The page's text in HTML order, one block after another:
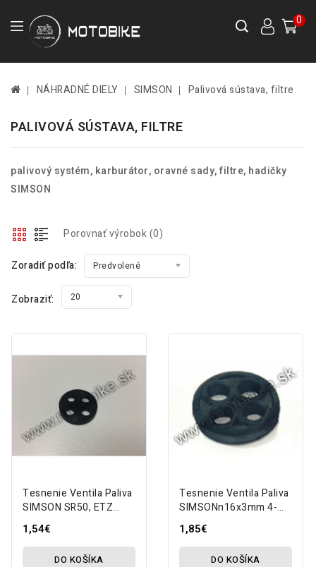
0
NÁHRADNÉ DIELY SIMSON Palivová sústava, filtre
PALIVOVÁ SÚSTAVA, FILTRE
palivový systém, karburátor, oravné sady, filtre, hadičky
SIMSON
Porovnať výrobok (0)
Zoradiť podľa: Predvolené
Zobraziť: 20
Tesnenie Ventila Paliva
SIMSON SR50, ETZ
17.7x3mm 4-Dierové
Gumené ORG MZA
/EHR/
1,54€
DO KOŠÍKA
Tesnenie Ventila Paliva
SIMSONn16x3mm 4-
Dierové Gumené MZA
1,85€
DO KOŠÍKA